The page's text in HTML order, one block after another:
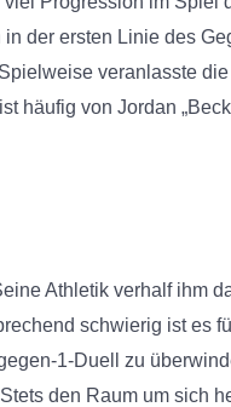
der ersten Linie des
veranlasste
häufig von Jordan
Athletik verhalf ihm
schwierig ist es
1-Duell zu
den Raum um sich